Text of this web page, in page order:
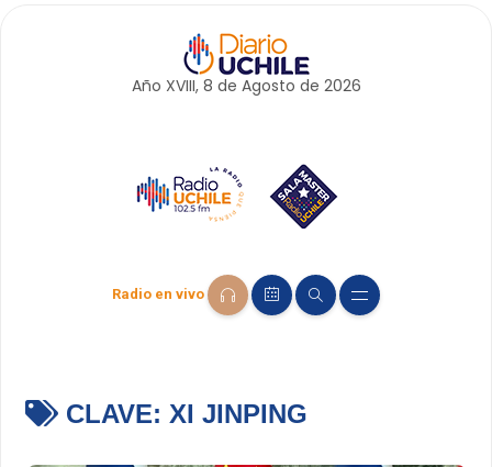
Año XVIII, 8 de Agosto de 2026
Radio en vivo
CLAVE: XI JINPING